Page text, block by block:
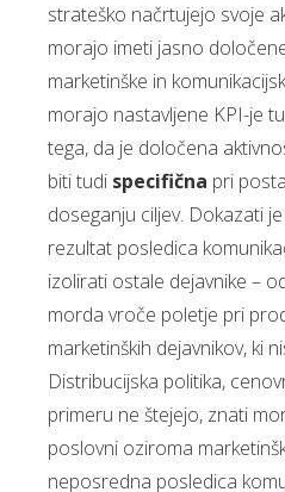
strateško načrtujejo svoje
morajo imeti jasno
marketinške in
morajo nastavljene KPI-je
tega, da je določena
biti tudi specifična pri
doseganju ciljev. Dokazati
rezultat posledica
izolirati ostale dejavnike –
morda vroče poletje pri
marketinških dejavnikov, ki
Distribucijska politika,
primeru ne štejejo, znati
poslovni oziroma
neposredna posledica